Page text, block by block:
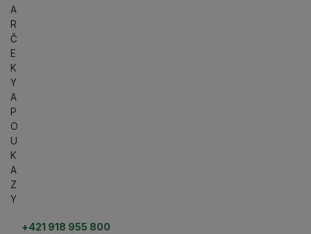
A
R
Č
E
K
Y
A
P
O
U
K
A
Z
Y
+421 918 955 800